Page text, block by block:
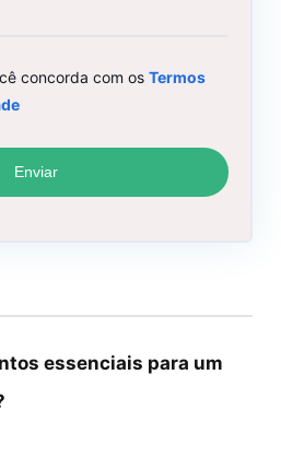
concorda com os Termos
essenciais para um